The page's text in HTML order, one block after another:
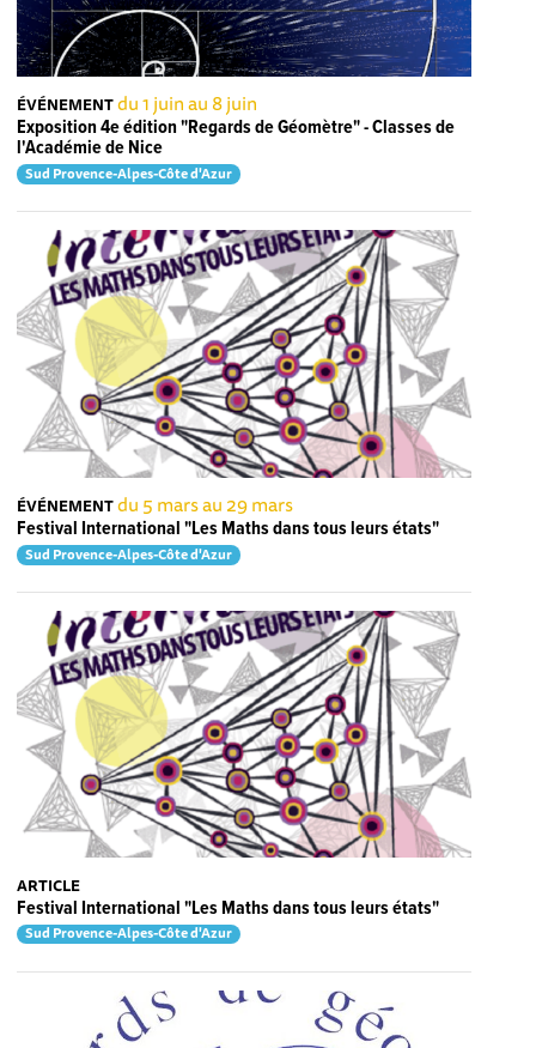
ÉVÉNEMENTdu 1 juin au 8 juin
Exposition 4e édition "Regards de Géomètre" - Classes de
l'Académie de Nice
Sud Provence-Alpes-Côte d'Azur
ÉVÉNEMENTdu 5 mars au 29 mars
Festival International "Les Maths dans tous leurs états"
Sud Provence-Alpes-Côte d'Azur
ARTICLE
Festival International "Les Maths dans tous leurs états"
Sud Provence-Alpes-Côte d'Azur